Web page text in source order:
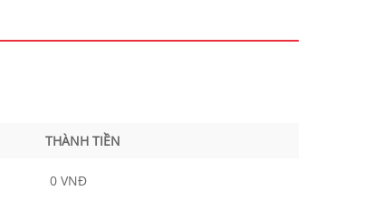
THÀNH TIỀN
0 VNĐ